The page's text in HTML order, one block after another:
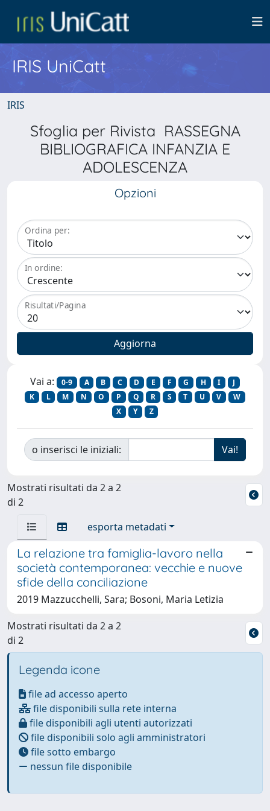
IRIS UniCatt
IRIS
Sfoglia per Rivista RASSEGNA
BIBLIOGRAFICA INFANZIA E
ADOLESCENZA
Opzioni
Ordina per:
In ordine:
Risultati/Pagina
Vai a: 0-9 A B C D E F G H I
J
K
L M N O P Q R S T U V
W
X
Y Z
o inserisci le iniziali:
Mostrati risultati da 2 a 2
di 2
esporta metadati
La relazione tra famiglia-lavoro nella
società contemporanea: vecchie e nuove
sfide della conciliazione
2019 Mazzucchelli, Sara; Bosoni, Maria Letizia
Mostrati risultati da 2 a 2
di 2
Legenda icone
file ad accesso aperto
file disponibili sulla rete interna
file disponibili agli utenti autorizzati
file disponibili solo agli amministratori
file sotto embargo
nessun file disponibile